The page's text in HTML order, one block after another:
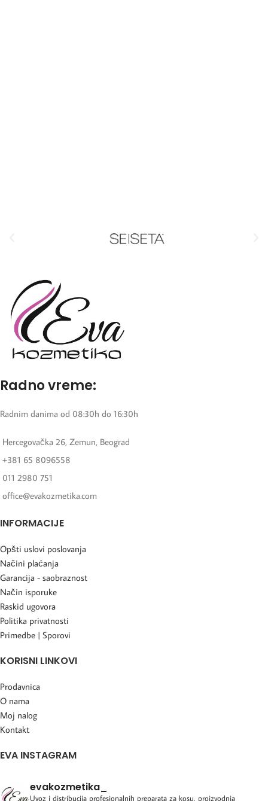
Radno vreme:
Radnim danima od 08:30h do 16:30h
Hercegovačka 26, Zemun, Beograd
+381 65 8096558
011 2980 751
office@evakozmetika.com
INFORMACIJE
Opšti uslovi poslovanja
Načini plaćanja
Garancija - saobraznost
Način isporuke
Raskid ugovora
Politika privatnosti
Primedbe | Sporovi
KORISNI LINKOVI
Prodavnica
O nama
Moj nalog
Kontakt
EVA INSTAGRAM
evakozmetika_
Uvoz i distribucija profesionalnih preparata za kosu, proizvodnja